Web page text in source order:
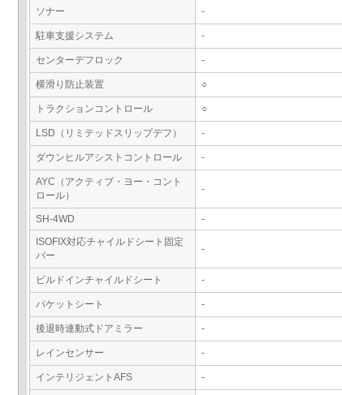
ソナー -
駐車支援システム -
センターデフロック -
横滑り防止装置 ○
トラクションコントロール ○
LSD（リミテッドスリップデフ） -
ダウンヒルアシストコントロール -
AYC（アクティブ・ヨー・コント
ロール）
-
SH-4WD
-
ISOFIX対応チャイルドシート固定
バー
-
ビルドインチャイルドシート -
バケットシート -
後退時連動式ドアミラー -
レインセンサー -
インテリジェントAFS -